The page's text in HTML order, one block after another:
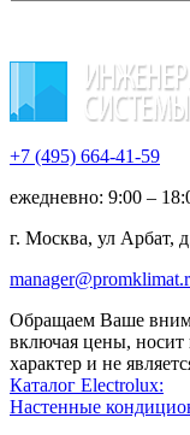
+7 (495) 664-41-59
ежедневно: 9:00 –
г. Москва, ул Арбат,
Обращаем Ваше
включая цены, носит
характер и не
Каталог Electrolux:
Настенные